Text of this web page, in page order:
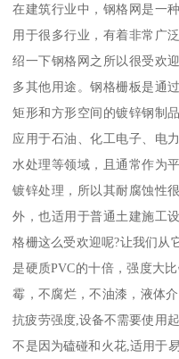
在建筑行业中，钢格网是一
用于很多行业，有着非常广
绍一下钢格网之所以很受欢
多其他用途。钢格栅板是通
矩形和方形空间的镀锌钢制
应用于石油、化工电子、电
水处理等领域，且通常作为
镀锌处理，所以其耐腐蚀性
外，也适用于普通土建施工
格栅这么受欢迎呢?让我们从
是硬质PVC的十倍，强度大
霉，不腐烂，不油漆，液体
抗疲劳强度,设备不需要使用
不是因为磕碰和火花,适用于